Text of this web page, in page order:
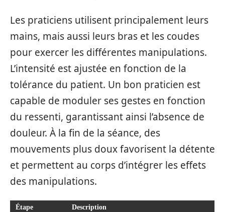
Les praticiens utilisent principalement leurs
mains, mais aussi leurs bras et les coudes
pour exercer les différentes manipulations.
L’intensité est ajustée en fonction de la
tolérance du patient. Un bon praticien est
capable de moduler ses gestes en fonction
du ressenti, garantissant ainsi l’absence de
douleur. À la fin de la séance, des
mouvements plus doux favorisent la détente
et permettent au corps d’intégrer les effets
des manipulations.
Étape Description